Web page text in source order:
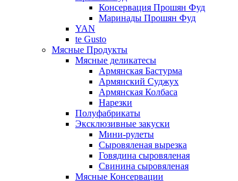
Консервация Прошян Фуд
Маринады Прошян Фуд
YAN
te Gusto
Мясные Продукты
Мясные деликатесы
Армянская Бастурма
Армянский Суджух
Армянская Колбаса
Нарезки
Полуфабрикаты
Эксклюзивные закуски
Мини-рулеты
Сыровяленая вырезка
Говядина сыровяленая
Свинина сыровяленая
Мясные Консервации